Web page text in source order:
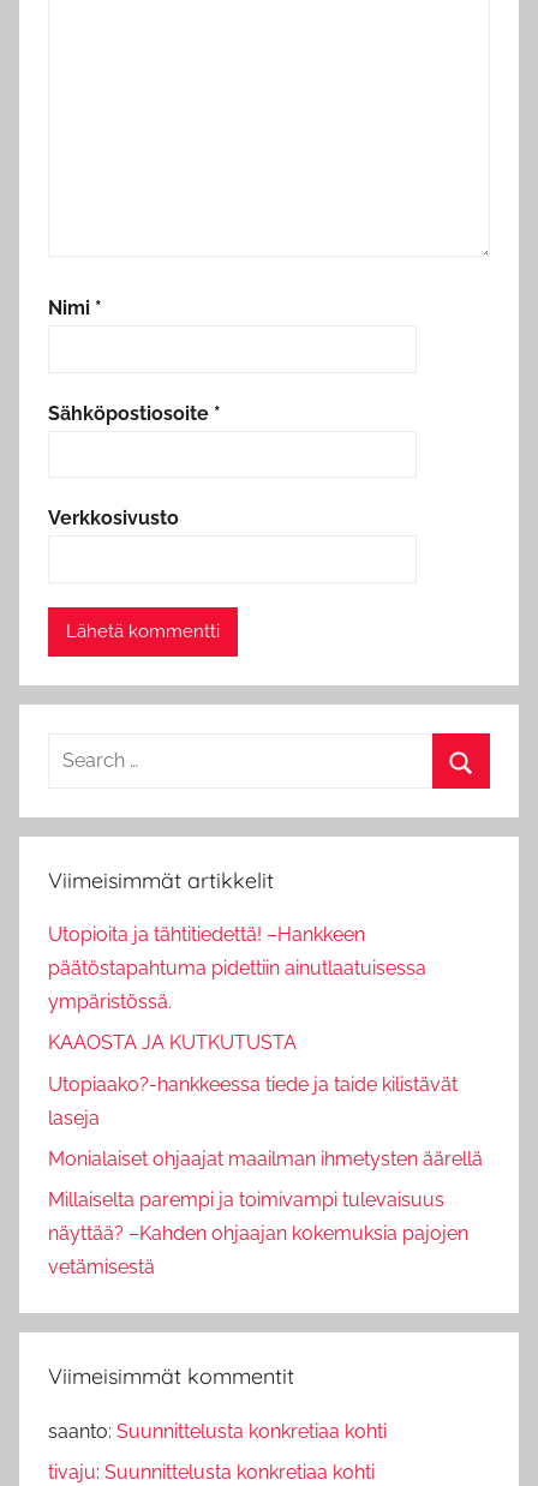
Nimi *
Sähköpostiosoite *
Verkkosivusto
Search
Viimeisimmät artikkelit
Utopioita ja tähtitiedettä! –Hankkeen
päätöstapahtuma pidettiin ainutlaatuisessa
ympäristössä.
KAAOSTA JA KUTKUTUSTA
Utopiaako?-hankkeessa tiede ja taide kilistävät
laseja
Monialaiset ohjaajat maailman ihmetysten äärellä
Millaiselta parempi ja toimivampi tulevaisuus
näyttää? –Kahden ohjaajan kokemuksia pajojen
vetämisestä
Viimeisimmät kommentit
saanto: Suunnittelusta konkretiaa kohti
tivaju: Suunnittelusta konkretiaa kohti